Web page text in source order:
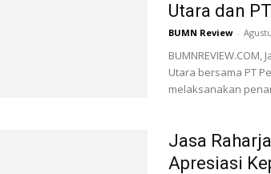
Utara dan
BUMN Review -
Utara bersama PT
melaksanakan
Jasa
Apresiasi